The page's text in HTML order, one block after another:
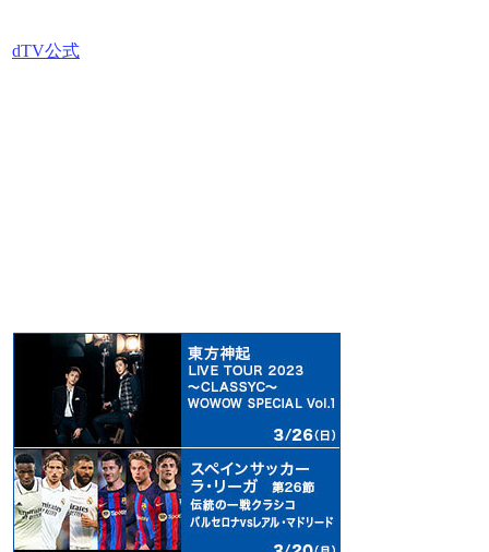
dTV公式